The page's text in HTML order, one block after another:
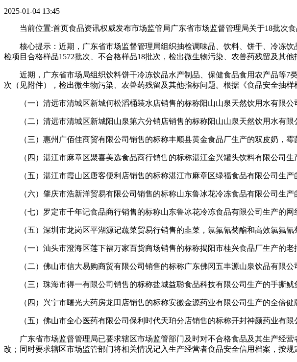
2025-01-04 13:45
当前位置:首页食品资讯权威发布市场监管局广东省市场监督管理局关于18批次食
核心提示：近期，广东省市场监督管理局组织抽检调味品、饮料、饼干、冷冻饮
检项目合格样品1572批次、不合格样品18批次，检出微生物污染、农兽药残留及其他
近期，广东省市场局组织饮料饼干冷冻饮品水产制品、保健食品食用农产品等7
次（见附件），检出微生物污染、农兽药残留及其他指标问题。根据《食品安全抽
（一）清远市清城区新城何松滔桶装水店销售的标称阳山山泉天然饮用水有限公
（二）清远市清城区新城阳山泉第六分销店销售的标称阳山山泉天然饮用水有限
（三）惠州广佰佳商贸有限公司销售的标称丰顺县黄金食品厂生产的双皮奶，霉
（四）湛江市麻章区聚喜美选食品商行销售的标称湛江金兴罐头饮料有限公司生
（五）湛江市霞山区唐客便利店销售的标称湛江市麻章区绿福食品有限公司生产
（六）肇庆市浩新洋贸易有限公司销售的标称山东鲁冰花冷冻食品有限公司生产
（七）罗定市千年记食品商行销售的标称山东鲁冰花冷冻食品有限公司生产的网
（五）深圳市龙岗区平湖源记蔬菜贸易行销售的韭菜，氯氟氰菊酯和高效氯氟氰
（一）汕头市澄海区莲下福万家百货商场销售的标称揭阳市桂兴食品厂生产的老
（二）佛山市信大易购商贸有限公司销售的标称广东佛冈五丰源山泉饮品有限公
（三）珠海市得一有限公司销售的标称盐城益聪食品科技有限公司生产的手撕鱿
（四）兴宁市曙光大药房龙田店销售的标称安徽金源药业有限公司生产的全倍健
（五）佛山市全心医药有限公司保利时代天珀分店销售的标称开封神颜药业有限
广东省市场监督管理局已要求辖区市场监管部门及时对不合格食品及其生产经营
改；同时要求辖区市场监管部门将相关情况记入生产经营者食品安全信用档案，按规